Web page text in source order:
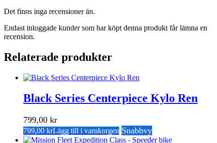
Det finns inga recensioner än.
Endast inloggade kunder som har köpt denna produkt får lämna en
recension.
Relaterade produkter
Black Series Centerpiece Kylo Ren
799,00 kr
799,00 krLägg till i varukorgen Snabbvy